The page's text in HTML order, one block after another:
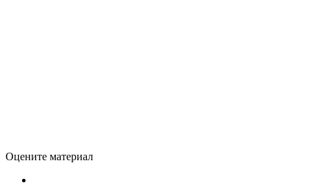
Оцените материал